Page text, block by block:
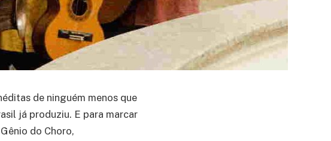
de ninguém menos que
já produziu. E para marcar
do Choro,